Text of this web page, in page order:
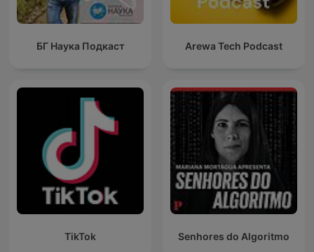
БГ Наука Подкаст Arewa Tech Podcast
TikTok Senhores do Algoritmo